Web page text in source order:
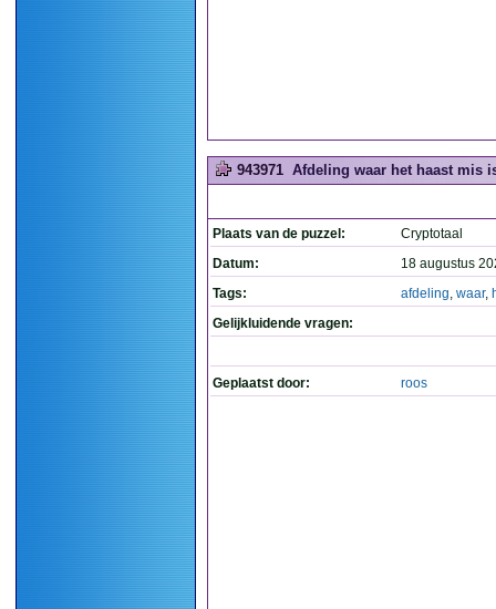
943971 Afdeling waar het haast mis
Plaats van de puzzel:
Cryptotaal
Datum:
18 augustus
Tags:
afdeling, waar,
Gelijkluidende vragen:
Geplaatst door: roos